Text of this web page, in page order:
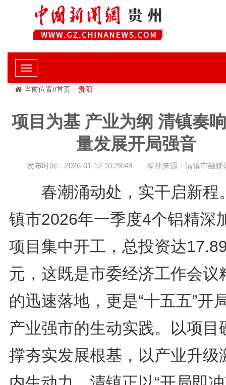
当前位置//首页 贵阳
项目为基 产业为纲 清镇奏
量发展开局强音
发布时间：2026-01-12 10:29:49 稿件来源：清镇市融媒
春潮涌动处，实干启新程
镇市2026年一季度4个铝精深
项目集中开工，总投资达
元，这既是市委经济工作会议
的迅速落地，更是“十五五”开
产业强市的生动实践。以项目
撑夯实发展根基，以产业升级